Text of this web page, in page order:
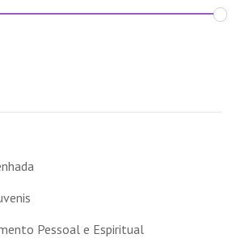
Pessoal e Espiritual